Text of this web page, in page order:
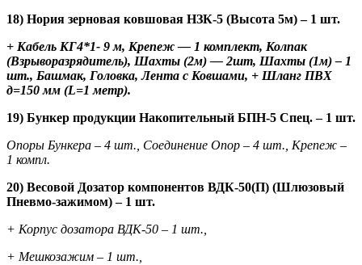
18) Нория зерновая ковшовая НЗК-5 (Высота 5м) – 1 шт.
+ Кабель КГ4*1- 9 м, Крепеж — 1 комплект, Колпак
(Взрыворазрядитель), Шахты (2м) — 2шт, Шахты (1м) – 1
шт., Башмак, Головка, Лента с Ковшами, + Шланг ПВХ
д=150 мм (L=1 метр).
19) Бункер продукции Накопительный БПН-5 Спец. – 1 шт.
Опоры Бункера – 4 шт., Соединение Опор – 4 шт., Крепеж –
1 компл.
20) Весовой Дозатор компонентов ВДК-50(П) (Шлюзовый
Пневмо-зажимом) – 1 шт.
+ Корпус дозатора ВДК-50 – 1 шт.,
+ Мешкозажим – 1 шт.,